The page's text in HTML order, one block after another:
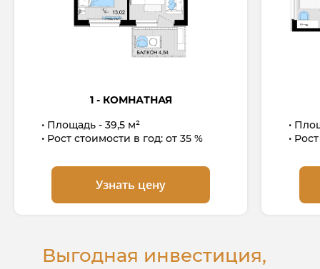
1 - КОМНАТНАЯ
Площадь - 39,5 м²
Рост стоимости в год: от 35 %
Узнать цену
Выгодная инвестиция,